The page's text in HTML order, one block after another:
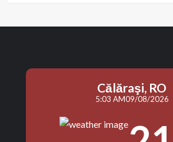
Călăraşi, RO
5:03 AM09/08/2026